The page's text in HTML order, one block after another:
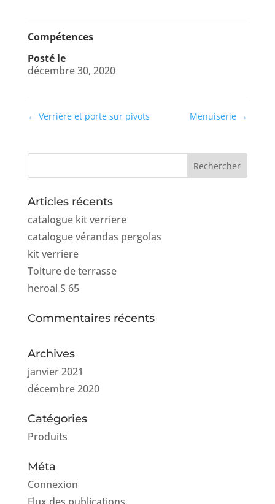
Compétences
Posté le
décembre 30, 2020
← Verrière et porte sur pivots Menuiserie →
Articles récents
catalogue kit verriere
catalogue vérandas pergolas
kit verriere
Toiture de terrasse
heroal S 65
Commentaires récents
Archives
janvier 2021
décembre 2020
Catégories
Produits
Méta
Connexion